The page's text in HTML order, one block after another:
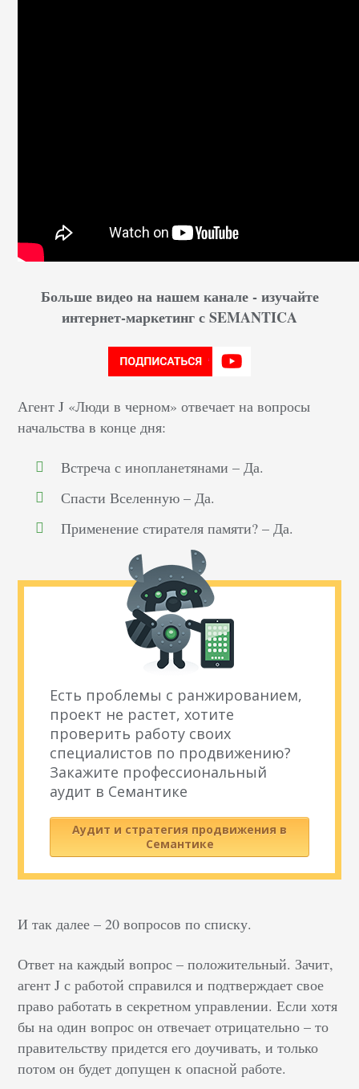
Больше видео на нашем канале - изучайте
интернет-маркетинг с SEMANTICA
Агент J «Люди в черном» отвечает на вопросы
начальства в конце дня:
Встреча с инопланетянами – Да.
Спасти Вселенную – Да.
Применение стирателя памяти? – Да.
Есть проблемы с ранжированием,
проект не растет, хотите
проверить работу своих
специалистов по продвижению?
Закажите профессиональный
аудит в Семантике
Аудит и стратегия продвижения в
Семантике
И так далее – 20 вопросов по списку.
Ответ на каждый вопрос – положительный. Зачит,
агент J с работой справился и подтверждает свое
право работать в секретном управлении. Если хотя
бы на один вопрос он отвечает отрицательно – то
правительству придется его доучивать, и только
потом он будет допущен к опасной работе.